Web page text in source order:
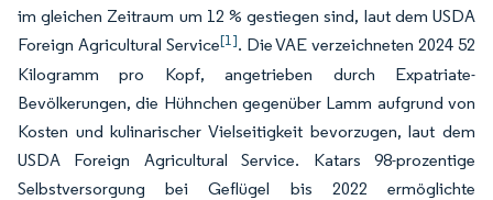
im gleichen Zeitraum um 12 % gestiegen sind, laut dem USDA
Foreign Agricultural Service[1]. Die VAE verzeichneten 2024 52
Kilogramm pro Kopf, angetrieben durch Expatriate-
Bevölkerungen, die Hühnchen gegenüber Lamm aufgrund von
Kosten und kulinarischer Vielseitigkeit bevorzugen, laut dem
USDA Foreign Agricultural Service. Katars 98-prozentige
Selbstversorgung bei Geflügel bis 2022 ermöglichte